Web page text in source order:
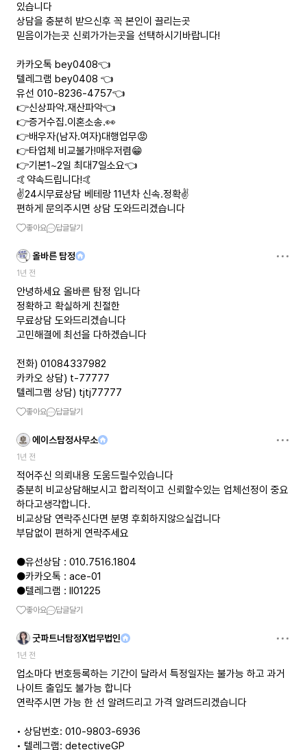
있습니다
상담을 충분히 받으신후 꼭 본인이 끌리는곳
믿음이가는곳 신뢰가가는곳을 선택하시기바랍니다!
카카오톡 bey0408👈
텔레그램 bey0408 👈
유선 010-8236-4757👈
👉신상파악.재산파악👈
👉증거수집.이혼소송.👀
👉배우자(남자.여자)대행업무😡
👉타업체 비교불가!매우저렴😁
👉기본1~2일 최대7일소요👈
🤙약속드립니다!🤙
✌️24시무료상담 베테랑 11년차 신속.정확✌️
편하게 문의주시면 상담 도와드리겠습니다
좋아요 답글달기
올바른 탐정
1년 전
안녕하세요 올바른 탐정 입니다
정확하고 확실하게 친절한
무료상담 도와드리겠습니다
고민해결에 최선을 다하겠습니다
전화) 01084337982
카카오 상담) t-77777
텔레그램 상담) tjtj77777
좋아요 답글달기
에이스탐정사무소
1년 전
적어주신 의뢰내용 도움드릴수있습니다
충분히 비교상담해보시고 합리적이고 신뢰할수있는 업체선정이 중요
하다고생각합니다.
비교상담 연락주신다면 분명 후회하지않으실겁니다
부담없이 편하게 연락주세요
●유선상담 : 010.7516.1804
●카카오톡 : ace-01
●텔레그램 : ll01225
좋아요 답글달기
굿파트너탐정X법무법인
1년 전
업소마다 번호등록하는 기간이 달라서 특정일자는 불가능 하고 과거
나이트 출입도 불가능 합니다
연락주시면 가능 한 선 알려드리고 가격 알려드리겠습니다
• 상담번호: 010-9803-6936
• 텔레그램: detectiveGP